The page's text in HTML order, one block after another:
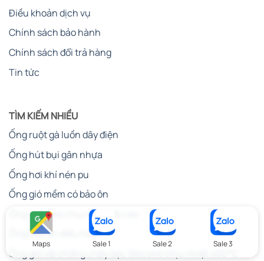
Điều khoản dịch vụ
Chính sách bảo hành
Chính sách đổi trả hàng
Tin tức
TÌM KIẾM NHIỀU
Ống ruột gà luồn dây điện
Ống hút bụi gân nhựa
Ống hơi khí nén pu
Ống gió mềm có bảo ôn
Ống silicone chịu nhiệt độ cao
Ống bảo ôn điều hòa
Ống gió vải chống cháy bọc Silicone chịu nhiệt 400°C
Maps Sale 1 Sale 2 Sale 3